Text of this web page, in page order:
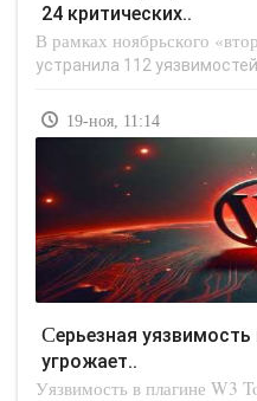
24 критических..
В рамках ноябрьского
устранила 112 уязвимостей
19-ноя, 11:14
Серьезная уязвимость в плагине W3 Total Cache
угрожает..
Уязвимость в плагине W3